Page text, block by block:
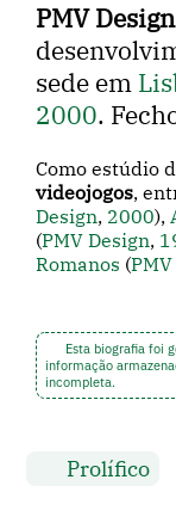
PMV Design
sede em
2000.
Como estúdio
videojogos,
Design, 2000),
(PMV Design,
Romanos (
Esta biografia foi
informação
incompleta.
Prolífico